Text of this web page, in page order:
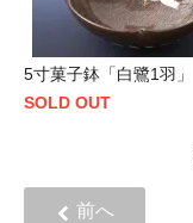
5寸菓子鉢「白鷺1羽」
SOLD OUT
前へ